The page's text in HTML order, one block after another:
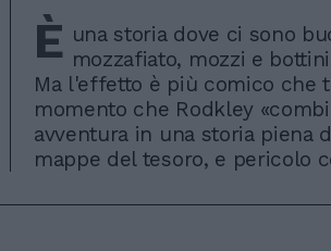
È una storia dove ci sono
mozzafiato, mozzi e
Ma l'effetto è più comico che
momento che Rodkley
avventura in una storia piena
mappe del tesoro, e pericolo